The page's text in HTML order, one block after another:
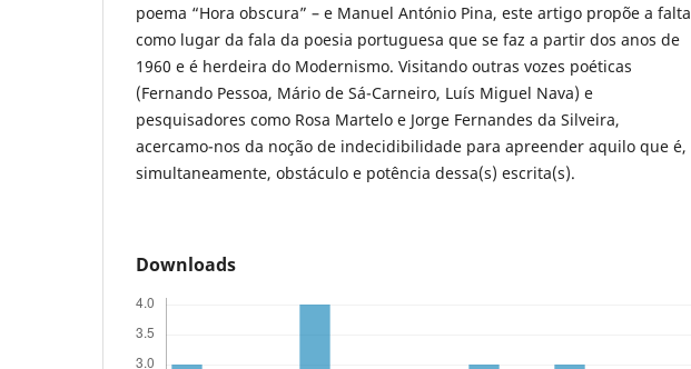
poema “Hora obscura” – e Manuel António Pina, este artigo propõe a falta
como lugar da fala da poesia portuguesa que se faz a partir dos anos de
1960 e é herdeira do Modernismo. Visitando outras vozes poéticas
(Fernando Pessoa, Mário de Sá-Carneiro, Luís Miguel Nava) e
pesquisadores como Rosa Martelo e Jorge Fernandes da Silveira,
acercamo-nos da noção de indecidibilidade para apreender aquilo que é,
simultaneamente, obstáculo e potência dessa(s) escrita(s).
Downloads